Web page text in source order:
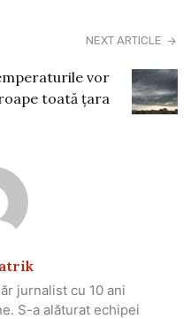
NEXT ARTICLE
vor
toată țara
jurnalist cu 10 ani
S-a alăturat echipei